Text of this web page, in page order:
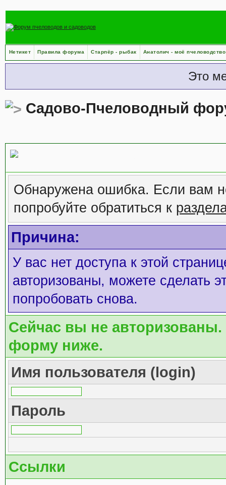
Нетикет Правила форума Старпёр - рыбак Анатолич - моё пчеловодство
Это
Садово-Пчеловодный
Обнаружена ошибка. Если вам
попробуйте обратиться к
Причина:
У вас нет доступа к этой
авторизованы, можете сделать
попробовать снова.
Сейчас вы не авторизованы.
форму ниже.
Имя пользователя (login)
Пароль
Ссылки